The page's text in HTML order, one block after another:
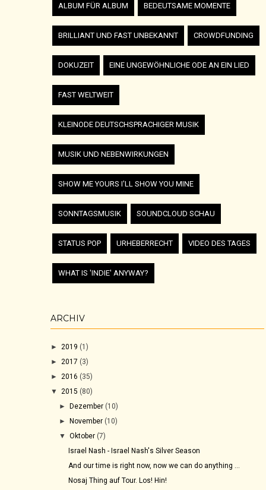
ALBUM FÜR ALBUM BEDEUTSAME MOMENTE
BRILLIANT UND FAST UNBEKANNT CROWDFUNDING
DOKUZEIT EINE UNGEWÖHNLICHE ODE AN EIN LIED
FAST WELTWEIT
KLEINODE DEUTSCHSPRACHIGER MUSIK
MUSIK UND NEBENWIRKUNGEN
SHOW ME YOURS I'LL SHOW YOU MINE
SONNTAGSMUSIK SOUNDCLOUD SCHAU
STATUS POP URHEBERRECHT VIDEO DES TAGES
WHAT IS 'INDIE' ANYWAY?
ARCHIV
► 2019 (1)
► 2017 (3)
► 2016 (35)
▼ 2015 (80)
►Dezember (10)
►November (10)
▼Oktober (7)
Israel Nash - Israel Nash's Silver Season
And our time is right now, now we can do anything ...
Nosaj Thing auf Tour. Los! Hin!